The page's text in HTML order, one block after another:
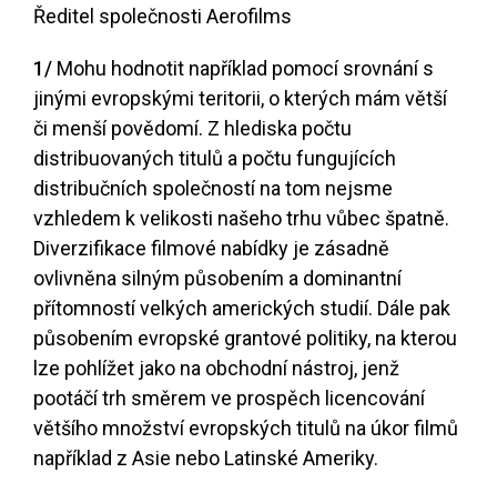
Ředitel společnosti Aerofilms
1/ Mohu hodnotit například pomocí srovnání s
jinými evropskými teritorii, o kterých mám větší
či menší povědomí. Z hlediska počtu
distribuovaných titulů a počtu fungujících
distribučních společností na tom nejsme
vzhledem k velikosti našeho trhu vůbec špatně.
Diverzifikace filmové nabídky je zásadně
ovlivněna silným působením a dominantní
přítomností velkých amerických studií. Dále pak
působením evropské grantové politiky, na kterou
lze pohlížet jako na obchodní nástroj, jenž
pootáčí trh směrem ve prospěch licencování
většího množství evropských titulů na úkor filmů
například z Asie nebo Latinské Ameriky.